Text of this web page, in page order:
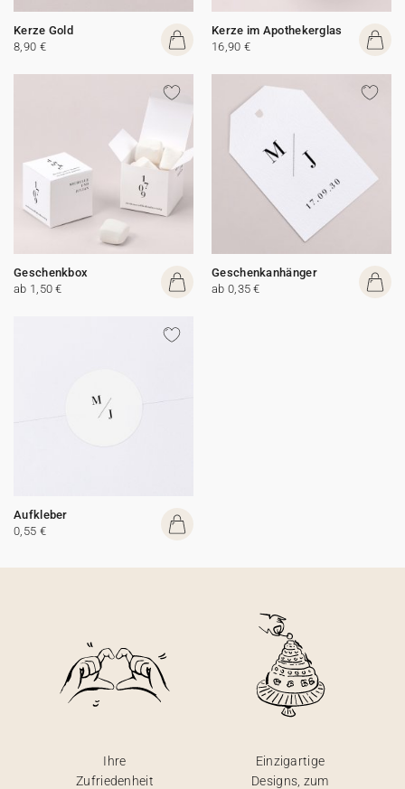
Kerze Gold
8,90 €
Kerze im Apothekerglas
16,90 €
Geschenkbox
ab 1,50 €
Geschenkanhänger
ab 0,35 €
Aufkleber
0,55 €
Ihre
Zufriedenheit
Einzigartige
Designs, zum